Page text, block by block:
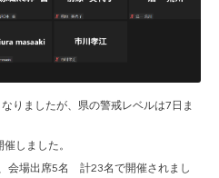
りましたが、県の警戒レベルは7日ま
しました。
会場出席5名 計23名で開催されまし